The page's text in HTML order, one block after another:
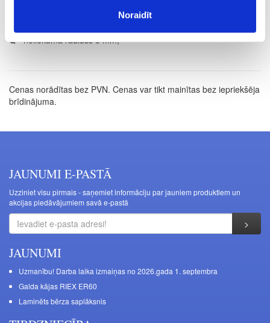
Noraidīt
Q- noliekuma rādiuss 3 mm;
Cenas norādītas bez PVN. Cenas var tikt mainītas bez iepriekšēja
brīdinājuma.
JAUNUMI E-PASTĀ
Uzziniet visu pirmais - saņemiet informāciju par jauniem produktiem un
akcijas piedāvājumiem savā e-pastā
JAUNUMI
Uzmanību! Darba laika izmaiņas no 2026.gada 1. septembra
Galda kājas RIEX ER60
Laminēts bērza saplāksnis